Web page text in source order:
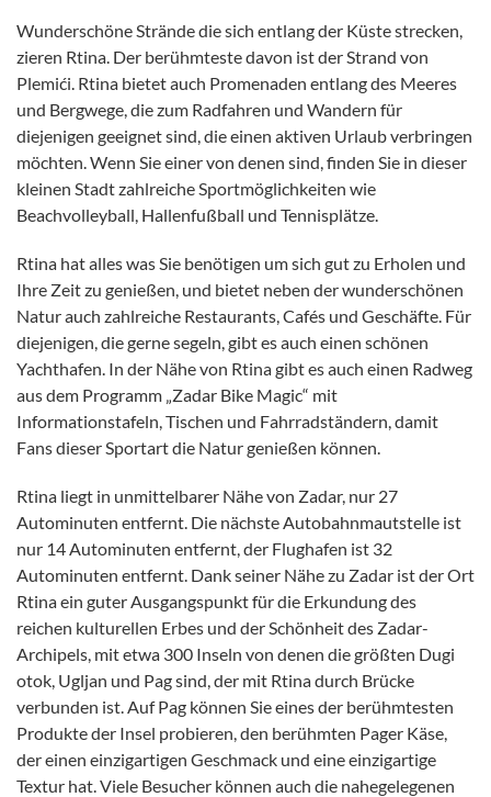
Wunderschöne Strände die sich entlang der Küste strecken,
zieren Rtina. Der berühmteste davon ist der Strand von
Plemići. Rtina bietet auch Promenaden entlang des Meeres
und Bergwege, die zum Radfahren und Wandern für
diejenigen geeignet sind, die einen aktiven Urlaub verbringen
möchten. Wenn Sie einer von denen sind, finden Sie in dieser
kleinen Stadt zahlreiche Sportmöglichkeiten wie
Beachvolleyball, Hallenfußball und Tennisplätze.
Rtina hat alles was Sie benötigen um sich gut zu Erholen und
Ihre Zeit zu genießen, und bietet neben der wunderschönen
Natur auch zahlreiche Restaurants, Cafés und Geschäfte. Für
diejenigen, die gerne segeln, gibt es auch einen schönen
Yachthafen. In der Nähe von Rtina gibt es auch einen Radweg
aus dem Programm „Zadar Bike Magic“ mit
Informationstafeln, Tischen und Fahrradständern, damit
Fans dieser Sportart die Natur genießen können.
Rtina liegt in unmittelbarer Nähe von Zadar, nur 27
Autominuten entfernt. Die nächste Autobahnmautstelle ist
nur 14 Autominuten entfernt, der Flughafen ist 32
Autominuten entfernt. Dank seiner Nähe zu Zadar ist der Ort
Rtina ein guter Ausgangspunkt für die Erkundung des
reichen kulturellen Erbes und der Schönheit des Zadar-
Archipels, mit etwa 300 Inseln von denen die größten Dugi
otok, Ugljan und Pag sind, der mit Rtina durch Brücke
verbunden ist. Auf Pag können Sie eines der berühmtesten
Produkte der Insel probieren, den berühmten Pager Käse,
der einen einzigartigen Geschmack und eine einzigartige
Textur hat. Viele Besucher können auch die nahegelegenen